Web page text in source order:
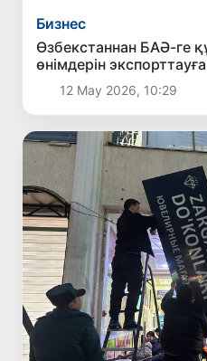
Бизнес
Өзбекстаннан БАӘ-ге
өнімдерін
12 Мау 2026, 10:29